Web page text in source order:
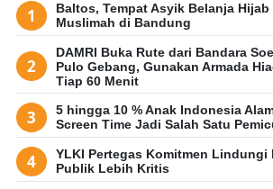
Baltos, Tempat Asyik Belanja
Muslimah di Bandung
DAMRI Buka Rute dari Bandara
Pulo Gebang, Gunakan Armada
Tiap 60 Menit
5 hingga 10 % Anak Indonesia
Screen Time Jadi Salah Satu
YLKI Pertegas Komitmen Lindungi
Publik Lebih Kritis